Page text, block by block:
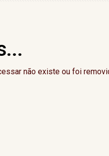
nesta quinta-feira; saiba
não existe ou foi